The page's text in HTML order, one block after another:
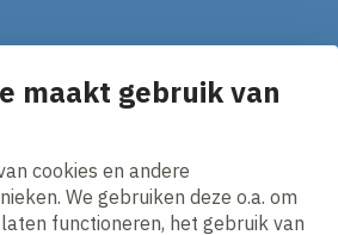
maakt gebruik van
cookies en andere
We gebruiken deze o.a. om
functioneren, het gebruik van
alerts in je mailbox!
privacy statement.